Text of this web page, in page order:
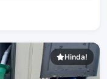
Hinda!